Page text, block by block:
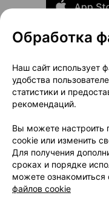
О
Размещение
Способы
Обработка
Наш сайт использует
удобства
статистики и
рекомендаций.
Вы можете настроить
cookie или изменить
Для получения
сроках и порядке
можете ознакомиться
файлов cookie